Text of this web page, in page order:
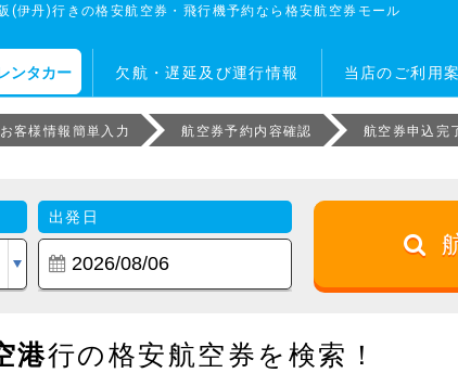
(伊丹)行きの格安航空券・飛行機予約なら格安航空券モール
ンタカー 欠航・遅延及び運行情報 当店のご利用
お客様情報簡単入力 航空券予約内容確認 航空券申込完
出発日
港行の格安航空券を検索！